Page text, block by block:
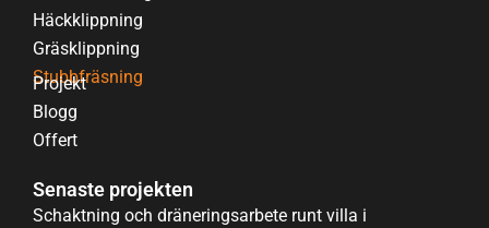
Häckklippning
Gräsklippning
Stubbfräsning
Projekt
Blogg
Offert
Senaste projekten
Schaktning och dräneringsarbete runt villa i